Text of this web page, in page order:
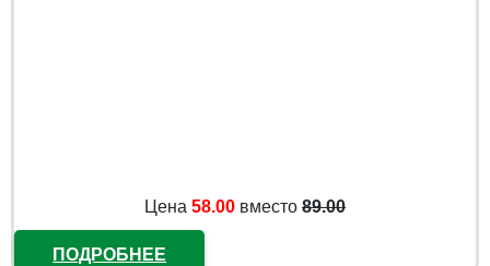
Цена 58.00 вместо 89.00
ПОДРОБНЕЕ